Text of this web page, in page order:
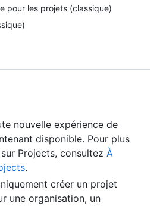
pour les projets (classique)
nouvelle expérience de
disponible. Pour plus
Projects, consultez À
.
créer un projet
une organisation, un